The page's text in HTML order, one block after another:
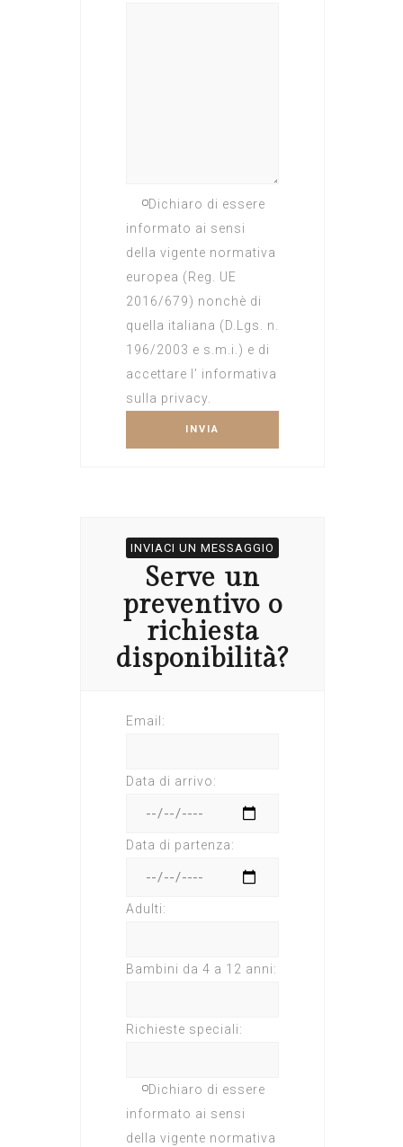
Dichiaro di essere
informato ai sensi
della vigente normativa
europea (Reg. UE
2016/679) nonchè di
quella italiana (D.Lgs. n.
196/2003 e s.m.i.) e di
accettare l’ informativa
sulla privacy.
INVIACI UN MESSAGGIO
Serve un
preventivo o
richiesta
disponibilità?
Email:
Data di arrivo:
Data di partenza:
Adulti:
Bambini da 4 a 12 anni:
Richieste speciali:
Dichiaro di essere
informato ai sensi
della vigente normativa